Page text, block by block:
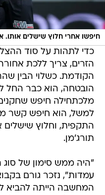
חיפשו אחרי חלוץ שישלים אותו.
כדי לתהות על סוד
הזרים, צריך ללכת
הקודמת. כשלוי הבין
הובטחה, הוא כבר החל
מלכתחילה חיפש
למשל, הוא חיפש קשר
התקפית, וחלוץ שישלים
תורג'מן.
"היה ממש סימון של
עמדות", נזכר גורם
המחשבה הייתה להביא